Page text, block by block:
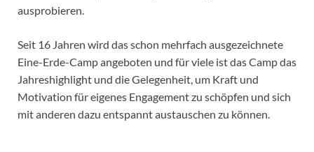
ausprobieren.
Seit 16 Jahren wird das schon mehrfach ausgezeichnete
Eine-Erde-Camp angeboten und für viele ist das Camp das
Jahreshighlight und die Gelegenheit, um Kraft und
Motivation für eigenes Engagement zu schöpfen und sich
mit anderen dazu entspannt austauschen zu können.